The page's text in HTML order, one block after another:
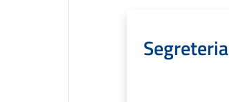
Segreteria